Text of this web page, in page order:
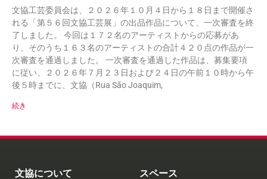
文協工芸委員会は、２０２６年１０月４日から１８日まで開催さ
れる「第５６回文協工芸展」の出品作品について、一次審査を終
了しました。 今回は１７２名のアーティストからの応募があ
り、そのうち１６３名のアーティストの合計４２０点の作品が一
次審査を通過しました。 一次審査を通過した作品は、募集要項
に従い、２０２６年７月２３日および２４日の午前１０時から午
後５時までに、文協（Rua São Joaquim,
続き
文協について スペース